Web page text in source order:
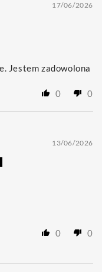
17/06/2026
Jestem zadowolona
0 0
13/06/2026
0
0